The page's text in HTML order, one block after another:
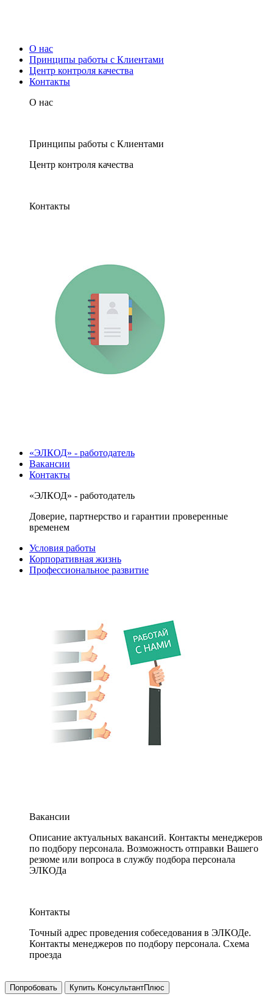
О нас
Принципы работы с Клиентами
Центр контроля качества
Контакты
О нас
Принципы работы с Клиентами
Центр контроля качества
Контакты
«ЭЛКОД» - работодатель
Вакансии
Контакты
«ЭЛКОД» - работодатель
Доверие, партнерство и гарантии проверенные
временем
Условия работы
Корпоративная жизнь
Профессиональное развитие
Вакансии
Описание актуальных вакансий. Контакты менеджеров
по подбору персонала. Возможность отправки Вашего
резюме или вопроса в службу подбора персонала
ЭЛКОДа
Контакты
Точный адрес проведения собеседования в ЭЛКОДе.
Контакты менеджеров по подбору персонала. Схема
проезда
Попробовать Купить КонсультантПлюс